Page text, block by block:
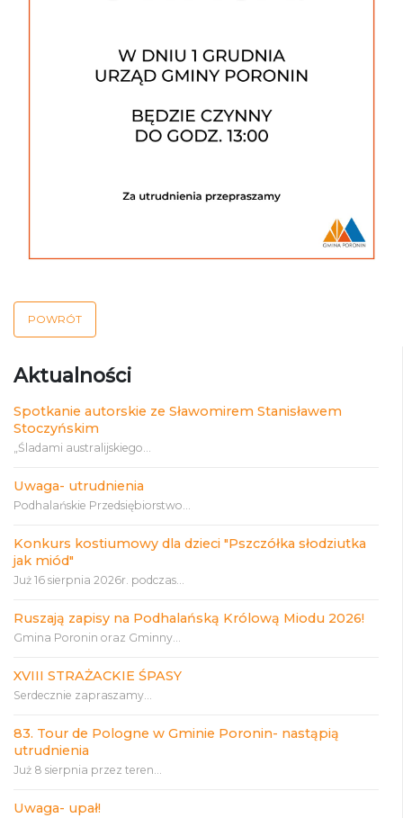
Aktualności
Spotkanie autorskie ze Sławomirem Stanisławem
Stoczyńskim
„Śladami australijskiego...
Uwaga- utrudnienia
Podhalańskie Przedsiębiorstwo...
Konkurs kostiumowy dla dzieci "Pszczółka słodziutka
jak miód"
Już 16 sierpnia 2026r. podczas...
Ruszają zapisy na Podhalańską Królową Miodu 2026!
Gmina Poronin oraz Gminny...
XVIII STRAŻACKIE ŚPASY
Serdecznie zapraszamy...
83. Tour de Pologne w Gminie Poronin- nastąpią
utrudnienia
Już 8 sierpnia przez teren...
Uwaga- upał!
POWRÓT